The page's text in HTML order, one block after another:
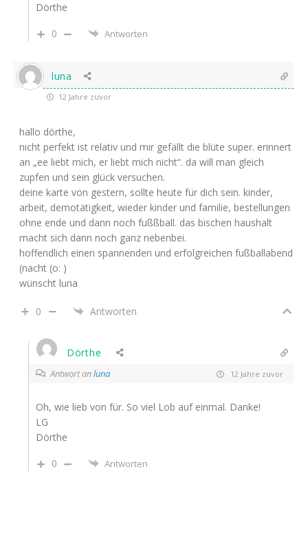
Dörthe
0
Antworten
luna
12 Jahre zuvor
hallo dörthe,
nicht perfekt ist relativ und mir gefällt die blüte super. erinnert
an „ee liebt mich, er liebt mich nicht“. da will man gleich
zupfen und sein glück versuchen.
deine karte von gestern, sollte heute für dich sein. kinder,
arbeit, demotätigkeit, wieder kinder und familie, bestellungen
ohne ende und dann noch fußßball. das bischen haushalt
macht sich dann noch ganz nebenbei.
hoffendlich einen spannenden und erfolgreichen fußballabend
(nacht (o: )
wünscht luna
0 Antworten
Dörthe
Antwort anluna 12 Jahre zuvor
Oh, wie lieb von für. So viel Lob auf einmal. Danke!
LG
Dörthe
0
Antworten